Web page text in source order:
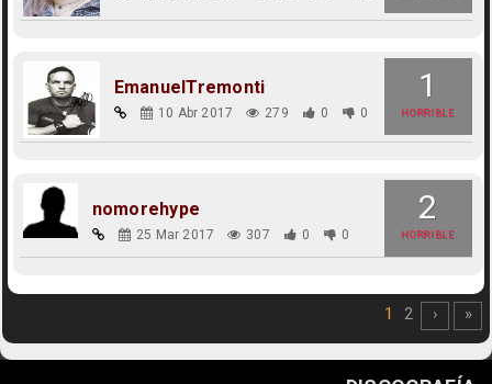
1
HORRIBLE
EmanuelTremonti
10 Abr 2017 279 0 0
2
HORRIBLE
nomorehype
25 Mar 2017 307 0 0
1 2 › »